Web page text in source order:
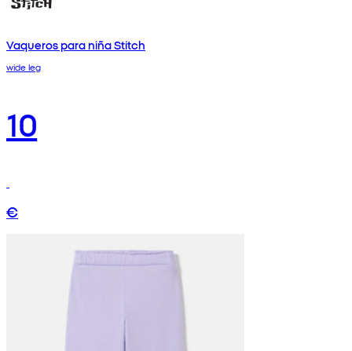
Vaqueros para niña Stitch
wide leg
10
€